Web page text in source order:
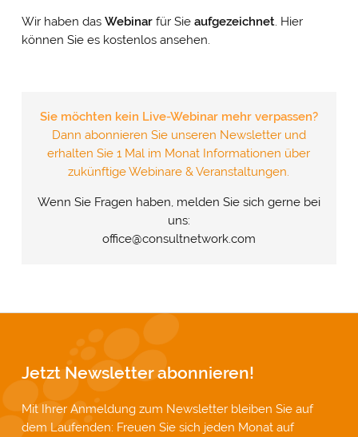
Wir haben das Webinar für Sie aufgezeichnet. Hier
können Sie es kostenlos ansehen.
Sie möchten kein Live-Webinar mehr verpassen?
Dann abonnieren Sie unseren Newsletter und
erhalten Sie 1 Mal im Monat Informationen über
zukünftige Webinare & Veranstaltungen.
Wenn Sie Fragen haben, melden Sie sich gerne bei
uns:
office@consultnetwork.com
Jetzt Newsletter abonnieren!
Mit Ihrer Anmeldung zum Newsletter bleiben Sie auf
dem Laufenden: Freuen Sie sich jeden Monat auf